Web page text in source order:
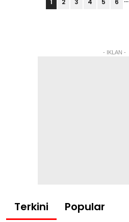
2 3 4 5 6
- IKLAN -
Terkini Popular